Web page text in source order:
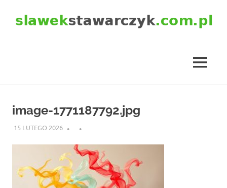
MENU
image-1771187792.jpg
15 LUTEGO 2026